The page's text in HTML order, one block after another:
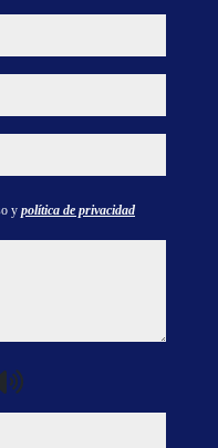
y política de privacidad